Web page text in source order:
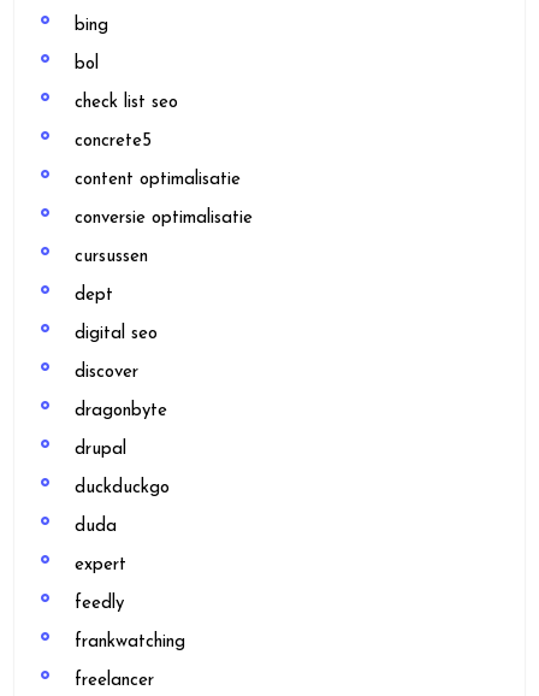
bing
bol
check list seo
concrete5
content optimalisatie
conversie optimalisatie
cursussen
dept
digital seo
discover
dragonbyte
drupal
duckduckgo
duda
expert
feedly
frankwatching
freelancer